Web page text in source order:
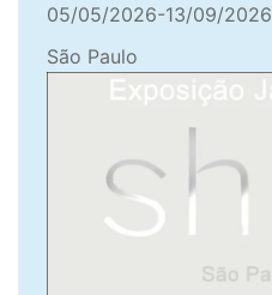
05/05/2026-13/09/2026
São Paulo